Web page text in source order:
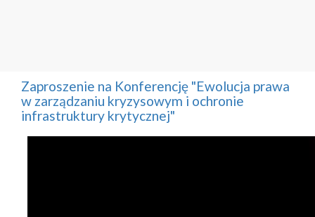
Zaproszenie na Konferencję "Ewolucja prawa
w zarządzaniu kryzysowym i ochronie
infrastruktury krytycznej"